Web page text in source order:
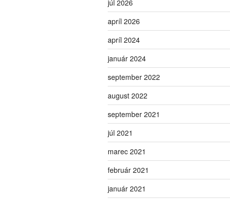
júl 2026
apríl 2026
apríl 2024
január 2024
september 2022
august 2022
september 2021
júl 2021
marec 2021
február 2021
január 2021